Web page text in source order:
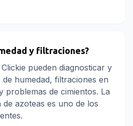
y filtraciones?
pueden diagnosticar y
humedad, filtraciones en
problemas de cimientos. La
azoteas es uno de los